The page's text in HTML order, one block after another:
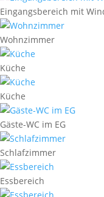
Eingangsbereich mit
Wohnzimmer
Küche
Küche
Gäste-WC im EG
Schlafzimmer
Essbereich